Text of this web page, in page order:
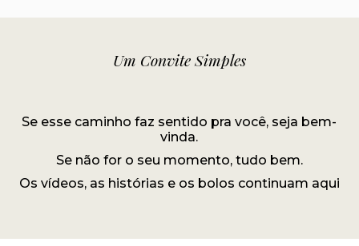
Um Convite Simples
Se esse caminho faz sentido pra você, seja bem-
vinda.
Se não for o seu momento, tudo bem.
Os vídeos, as histórias e os bolos continuam aqui